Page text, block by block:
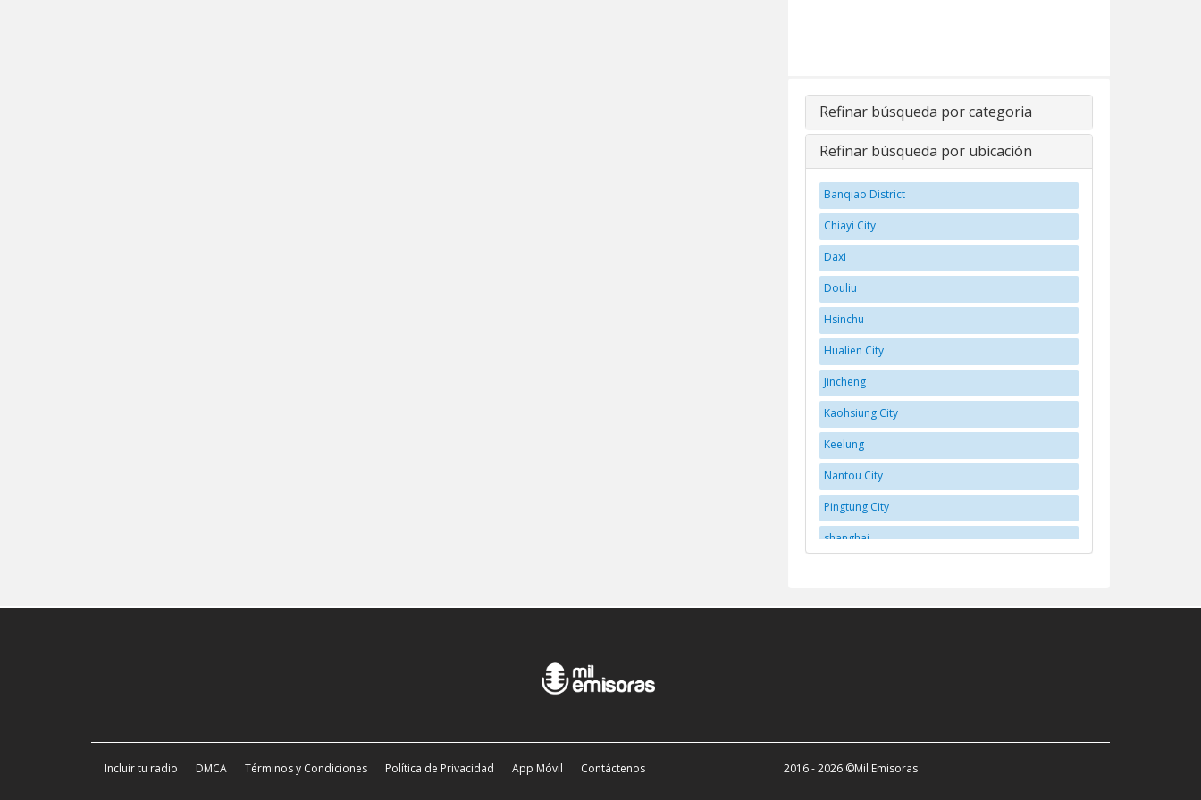
Refinar búsqueda por categoria
Refinar búsqueda por ubicación
Banqiao District
Chiayi City
Daxi
Douliu
Hsinchu
Hualien City
Jincheng
Kaohsiung City
Keelung
Nantou City
Pingtung City
shanghai
Incluir tu radio DMCA Términos y Condiciones Política de Privacidad App Móvil Contáctenos 2016 - 2026 ©Mil Emisoras